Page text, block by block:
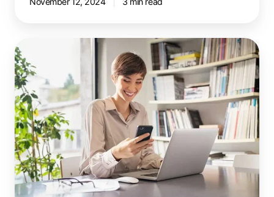
Was
mobiles
Drucken
für
dein
Business
bedeutet